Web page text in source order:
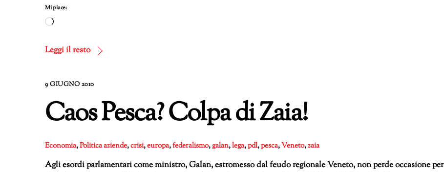
Mi piace:
Caricamento
corso…
Leggi il resto
9 GIUGNO 2010
Caos Pesca? Colpa di Zaia!
Economia,Politicaaziende,crisi,europa,federalismo,galan,lega,pdl,pesca,Veneto,zaia
Agli esordi parlamentari come ministro, Galan, estromesso dal feudo regionale Veneto, non perde occasione per